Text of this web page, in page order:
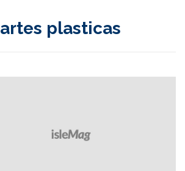
artes plasticas